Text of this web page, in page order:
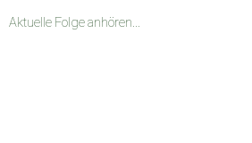
Aktuelle Folge anhören...